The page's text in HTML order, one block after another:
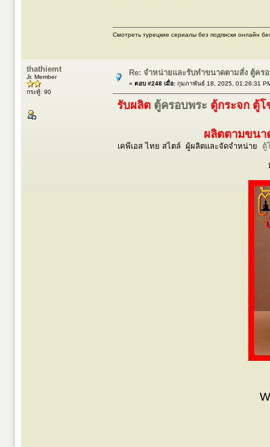
Смотреть турецкие сериалы без подписки онлайн
thathiemt
Jr. Member
กระทู้: 90
Re: จำหน่ายและรับทำขนาดตามสั่ง ตู้คร
« ตอบ #248 เมื่อ: กุมภาพันธ์ 18, 2025, 01:26:31
รับผลิต ตู้ครอบพระ ตู้กระจก ตู้โ
ผลิตตามขนา
เคพีเอส ไทย สไตล์ ผู้ผลิตและจัดจำหน่าย ตู้